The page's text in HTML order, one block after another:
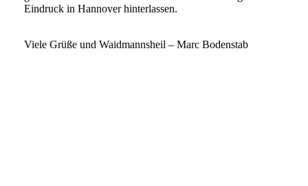
Eindruck in Hannover hinterlassen.
Viele Grüße und Waidmannsheil – Marc Bodenstab